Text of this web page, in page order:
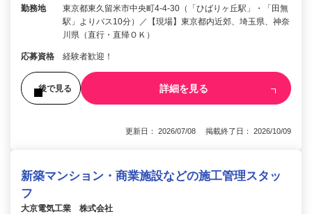
勤務地
東京都東久留米市中央町4-4-30（「ひばりヶ丘駅」・「田無
駅」よりバス10分）／【現場】東京都内近郊、埼玉県、神奈
川県（直行・直帰ＯＫ）
応募資格 経験者歓迎！
後で見る 詳細を見る
更新日： 2026/07/08 掲載終了日： 2026/10/09
新築マンション・商業施設などの施工管理スタッ
フ
大京電気工業 株式会社